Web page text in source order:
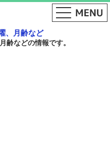
、月齢など
齢などの情報です。